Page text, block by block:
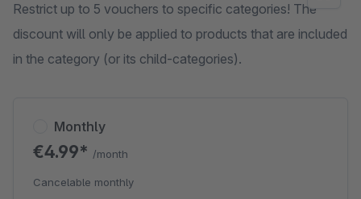
Restrict up to 5 vouchers to specific categories! The
discount will only be applied to products that are included
in the category (or its child-categories).
Monthly
€4.99* /month
Cancelable monthly